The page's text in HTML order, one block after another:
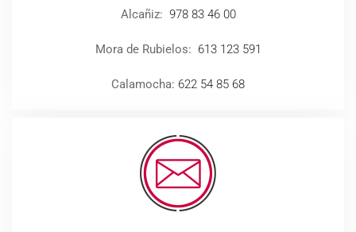
Alcañiz: 978 83 46 00
Mora de Rubielos: 613 123 591
Calamocha: 622 54 85 68